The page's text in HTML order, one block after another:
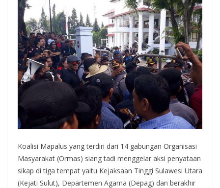
Koalisi Mapalus yang terdiri dari 14 gabungan Organisasi
Masyarakat (Ormas) siang tadi menggelar aksi penyataan
sikap di tiga tempat yaitu Kejaksaan Tinggi Sulawesi Utara
(Kejati Sulut), Departemen Agama (Depag) dan berakhir